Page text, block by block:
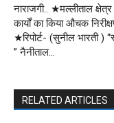
नाराजगी.. ★मल्लीताल
कार्यों का किया औचक
★रिपोर्ट- (सुनील भारती )
” नैनीताल…
RELATED ARTICLES